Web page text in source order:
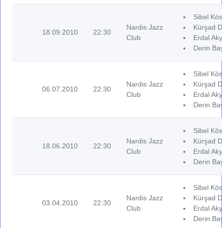
18.09.2010 22:30
Nardis Jazz
Club
Sibel
Kürşad
Erdal
Derin
06.07.2010 22:30
Nardis Jazz
Club
Sibel
Kürşad
Erdal
Derin
18.06.2010 22:30
Nardis Jazz
Club
Sibel
Kürşad
Erdal
Derin
03.04.2010 22:30
Nardis Jazz
Club
Sibel
Kürşad
Erdal
Derin